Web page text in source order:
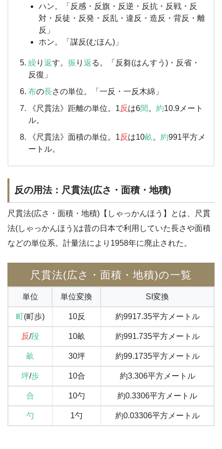
ハン。「反感・反旗・反逆・反抗・反戦・反
対・反徒・反発・反乱・違反・造反・背反・離
反」
ホン。「謀反(むほん)」
繰り 返す。 振 り 返 る。「反芻(はんすう)・反省・
反復」
布の長さの単位。「一反・一反木綿」
《尺貫法》距離の単位。1反は6間 。 約10.9メート
ル。
《尺貫法》面積の単位。1反は10畝 。 約991平方メ
ートル。
反の用法：尺貫法(広さ・面積・地積)
尺貫法(広さ・面積・地積)【しゃっかんほう】とは、尺貫
法(しゃっかんほう)は昔の日本で利用していた長さや面積
などの単位系。計量法により1958年に廃止された。
尺貫法(広さ・面積・地積)の一覧
単位 単位変換 SI変換
町(町歩) 10反 約9917.35平方メートル
反/段 10畝 約991.735平方メートル
畝 30坪 約99.1735平方メートル
坪/歩 10合 約3.306平方メートル
合 10勺 約0.3306平方メートル
勺 1勺 約0.03306平方メートル